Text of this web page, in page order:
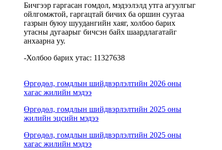
Бичгээр гаргасан гомдол, мэдээлэлд утга агуулгыг
ойлгомжтой, гаргацтай бичих ба оршин суугаа
газрын буюу шуудангийн хаяг, холбоо барих
утасны дугаарыг бичсэн байх шаардлагатайг
анхаарна уу.
-Холбоо барих утас: 11327638
Өргөдөл, гомдлын шийдвэрлэлтийн 2026 оны
хагас жилийн мэдээ
Өргөдөл, гомдлын шийдвэрлэлтийн 2025 оны
жилийн эцсийн мэдээ
Өргөдөл, гомдлын шийдвэрлэлтийн 2025 оны
хагас жилийн мэдээ